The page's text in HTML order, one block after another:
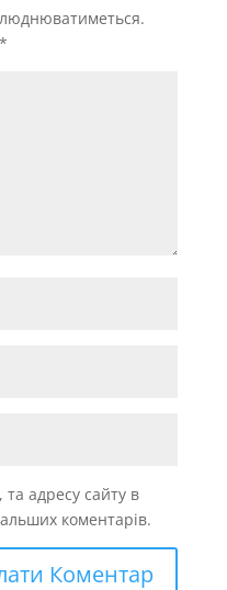
*
адресу сайту в
коментарів.